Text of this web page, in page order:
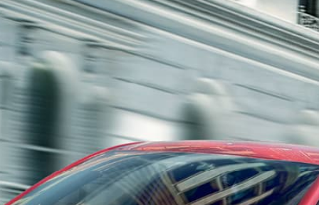
בירושלים
ירושלים
בחיפה
חיפה
באשדוד
בפתח תקווה
בנתניה
בבאר שבע